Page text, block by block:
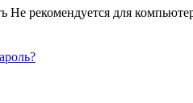
Не рекомендуется для